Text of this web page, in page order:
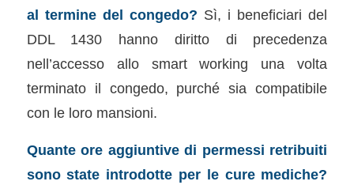
al termine del congedo? Sì, i beneficiari del
DDL 1430 hanno diritto di precedenza
nell’accesso allo smart working una volta
terminato il congedo, purché sia compatibile
con le loro mansioni.
Quante ore aggiuntive di permessi retribuiti
sono state introdotte per le cure mediche?